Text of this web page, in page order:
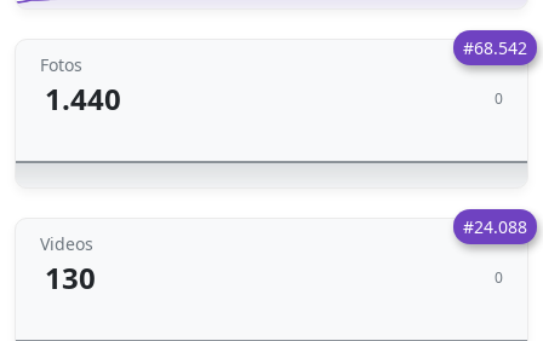
#68.542
Fotos
1.440 0
#24.088
Videos
130 0